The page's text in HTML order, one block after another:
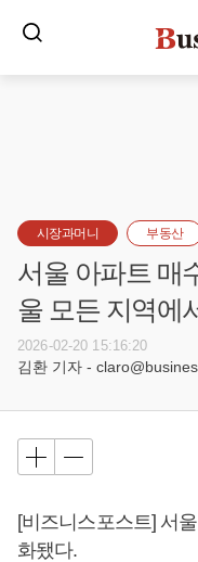
시장과머니 부동산
서울 아파트 매
울 모든 지역에
2026-02-20 15:16:20
김환 기자 -
[비즈니스포스트] 서
화됐다.